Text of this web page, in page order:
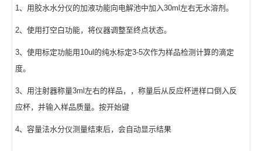
1、用胶水水分仪的加液功能向电解池中加入30ml左右无水溶剂。
2、使用打空白功能，将仪器调整至终点状态。
3、使用标定功能用10ul的纯水标定3-5次作为样品检测计算的滴定
度。
3、用注射器称量3ml左右的样品，，称量后从反应杯进样口倒入反
应杯，并输入样品质量。按开始键
4、容量法水分仪测量结束后，会自动显示结果